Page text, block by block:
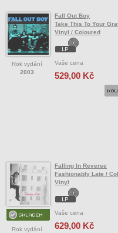
Rok vydání
2003
Fall Out Boy
Take This To Your
Vinyl / Coloured
Vaše cena
529,00 Kč
Rok vydání
Falling In Reverse
Fashionably Late /
Vinyl
Vaše cena
629,00 Kč